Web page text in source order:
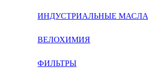
ИНДУСТРИАЛЬНЫЕ МАСЛА
ВЕЛОХИМИЯ
ФИЛЬТРЫ